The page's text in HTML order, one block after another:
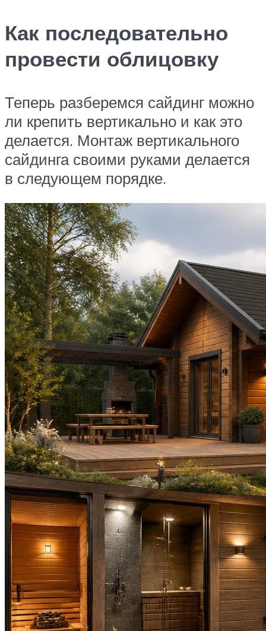
Как последовательно
провести облицовку
Теперь разберемся сайдинг можно
ли крепить вертикально и как это
делается. Монтаж вертикального
сайдинга своими руками делается
в следующем порядке.